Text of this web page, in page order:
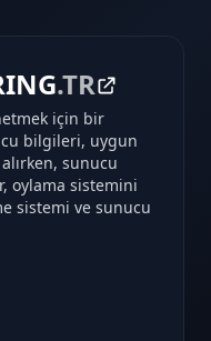
.TR
için bir
bilgileri, uygun
sunucu
oylama sistemini
sistemi ve sunucu